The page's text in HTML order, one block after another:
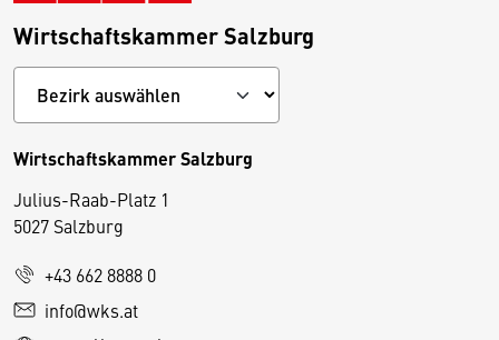
Wirtschaftskammer Salzburg
Wirtschaftskammer Salzburg
Julius-Raab-Platz 1
5027 Salzburg
+43 662 8888 0
info@wks.at
D
e